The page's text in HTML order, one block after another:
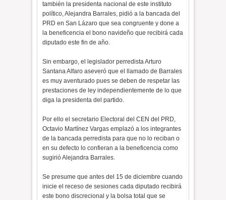
también la presidenta nacional de este instituto
político, Alejandra Barrales, pidió a la bancada del
PRD en San Lázaro que sea congruente y done a
la beneficencia el bono navideño que recibirá cada
diputado este fin de año.
Sin embargo, el legislador perredista Arturo
Santana Alfaro aseveró que el llamado de Barrales
es muy aventurado pues se deben de respetar las
prestaciones de ley independientemente de lo que
diga la presidenta del partido.
Por ello el secretario Electoral del CEN del PRD,
Octavio Martínez Vargas emplazó a los integrantes
de la bancada perredista para que no lo reciban o
en su defecto lo confieran a la beneficencia como
sugirió Alejandra Barrales.
Se presume que antes del 15 de diciembre cuando
inicie el receso de sesiones cada diputado recibirá
este bono discrecional y la bolsa total que se